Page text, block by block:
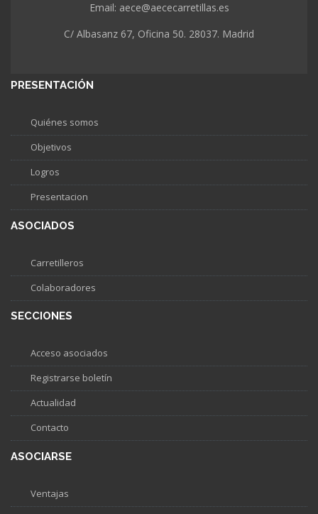
Email: aece@aececarretillas.es
C/ Albasanz 67, Oficina 50. 28037. Madrid
PRESENTACIÓN
Quiénes somos
Objetivos
Logros
Presentacion
ASOCIADOS
Carretilleros
Colaboradores
SECCIONES
Acceso asociados
Registrarse boletín
Actualidad
Contacto
ASOCIARSE
Ventajas